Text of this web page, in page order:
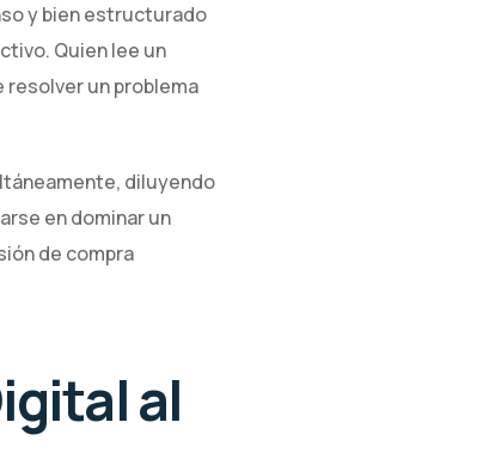
y bien estructurado
Quien lee un
un problema
diluyendo
en dominar un
de compra
al